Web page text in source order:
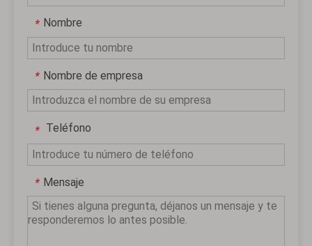
* Nombre
* Nombre de empresa
* Teléfono
* Mensaje